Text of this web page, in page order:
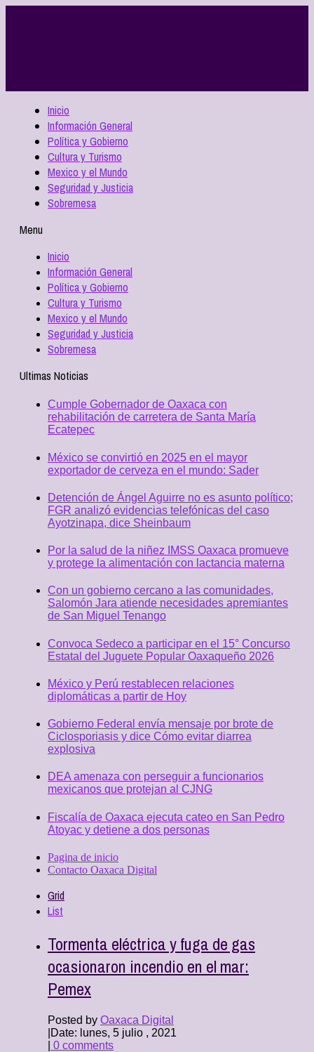
Inicio
Información General
Política y Gobierno
Cultura y Turismo
Mexico y el Mundo
Seguridad y Justicia
Sobremesa
Menu
Inicio
Información General
Política y Gobierno
Cultura y Turismo
Mexico y el Mundo
Seguridad y Justicia
Sobremesa
Ultimas Noticias
Cumple Gobernador de Oaxaca con
rehabilitación de carretera de Santa María
Ecatepec
México se convirtió en 2025 en el mayor
exportador de cerveza en el mundo: Sader
Detención de Ángel Aguirre no es asunto político;
FGR analizó evidencias telefónicas del caso
Ayotzinapa, dice Sheinbaum
Por la salud de la niñez IMSS Oaxaca promueve
y protege la alimentación con lactancia materna
Con un gobierno cercano a las comunidades,
Salomón Jara atiende necesidades apremiantes
de San Miguel Tenango
Convoca Sedeco a participar en el 15° Concurso
Estatal del Juguete Popular Oaxaqueño 2026
México y Perú restablecen relaciones
diplomáticas a partir de Hoy
Gobierno Federal envía mensaje por brote de
Ciclosporiasis y dice Cómo evitar diarrea
explosiva
DEA amenaza con perseguir a funcionarios
mexicanos que protejan al CJNG
Fiscalía de Oaxaca ejecuta cateo en San Pedro
Atoyac y detiene a dos personas
Pagina de inicio
Contacto Oaxaca Digital
Grid
List
Tormenta eléctrica y fuga de gas
ocasionaron incendio en el mar:
Pemex
Posted by Oaxaca Digital
Date: lunes, 5 julio , 2021
0 comments